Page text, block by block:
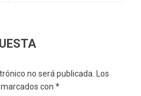
no será publicada. Los
con *